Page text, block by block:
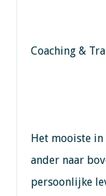
Coaching &
Het mooiste
ander naar
persoonlijke